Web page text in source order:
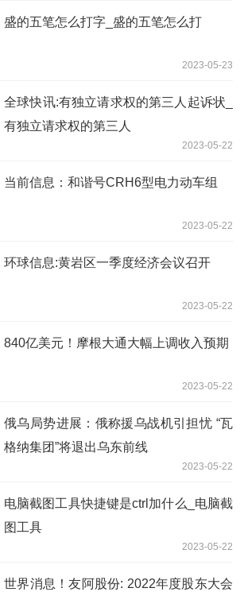
盛的五笔怎么打字_盛的五笔怎么打
2023-05-23
全球快讯:有独立请求权的第三人起诉状_
有独立请求权的第三人
2023-05-22
当前信息：和谐号CRH6型电力动车组
2023-05-22
环球信息:黄岩区一季度经济会议召开
2023-05-22
840亿美元！摩根大通大幅上调收入预期
2023-05-22
俄乌局势进展：俄称援乌战机引担忧 “瓦
格纳集团”将退出乌东前线
2023-05-22
电脑截图工具快捷键是ctrl加什么_电脑截
图工具
2023-05-22
世界消息！友阿股份: 2022年度股东大会